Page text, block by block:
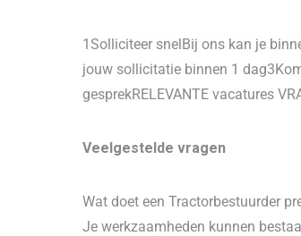
1Solliciteer snelBij ons kan je
jouw sollicitatie binnen 1
gesprekRELEVANTE vacatures
Veelgestelde vragen
Wat doet een Tractorbestuurder
Je werkzaamheden kunnen